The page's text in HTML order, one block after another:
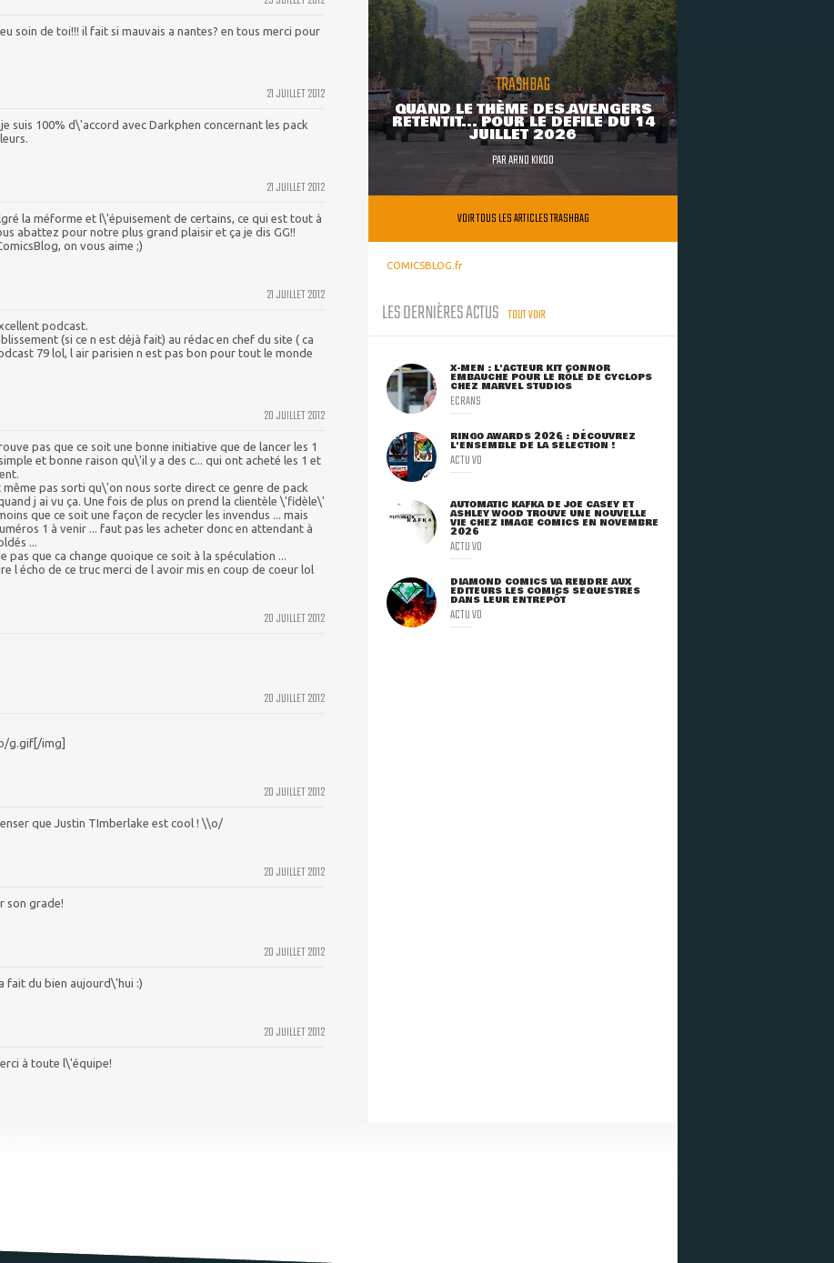
soin de toi!!! il fait si mauvais a nantes? en tous merci pour
21 JUILLET 2012
suis 100% d\'accord avec Darkphen concernant les pack
21 JUILLET 2012
la méforme et l\'épuisement de certains, ce qui est tout à
abattez pour notre plus grand plaisir et ça je dis GG!!
on vous aime ;)
21 JUILLET 2012
podcast.
(si ce n est déjà fait) au rédac en chef du site ( ca
79 lol, l air parisien n est pas bon pour tout le monde
20 JUILLET 2012
pas que ce soit une bonne initiative que de lancer les 1
et bonne raison qu\'il y a des c... qui ont acheté les 1 et
même pas sorti qu\'on nous sorte direct ce genre de pack
j ai vu ça. Une fois de plus on prend la clientèle \'fidèle\'
que ce soit une façon de recycler les invendus ... mais
1 à venir ... faut pas les acheter donc en attendant à
...
pas que ca change quoique ce soit à la spéculation ...
l écho de ce truc merci de l avoir mis en coup de coeur lol
20 JUILLET 2012
20 JUILLET 2012
g.gif[/img]
20 JUILLET 2012
que Justin TImberlake est cool ! \\o/
20 JUILLET 2012
son grade!
20 JUILLET 2012
fait du bien aujourd\'hui :)
20 JUILLET 2012
à toute l\'équipe!
TRASHBAG
QUAND LE THÈME DES AVENGERS
RETENTIT... POUR LE DÉFILÉ DU 14
JUILLET 2026
PARARNO KIKOO
VOIR TOUS LES ARTICLES TRASHBAG
COMICSBLOG.fr
LES DERNIÈRES ACTUS TOUT VOIR
X-MEN : L'ACTEUR KIT CONNOR
EMBAUCHÉ POUR LE RÔLE DE CYCLOPS
CHEZ MARVEL STUDIOS
ECRANS
RINGO AWARDS 2026 : DÉCOUVREZ
L'ENSEMBLE DE LA SÉLECTION !
ACTU VO
AUTOMATIC KAFKA DE JOE CASEY ET
ASHLEY WOOD TROUVE UNE NOUVELLE
VIE CHEZ IMAGE COMICS EN NOVEMBRE
2026
ACTU VO
DIAMOND COMICS VA RENDRE AUX
ÉDITEURS LES COMICS SÉQUESTRÉS
DANS LEUR ENTREPÔT
ACTU VO